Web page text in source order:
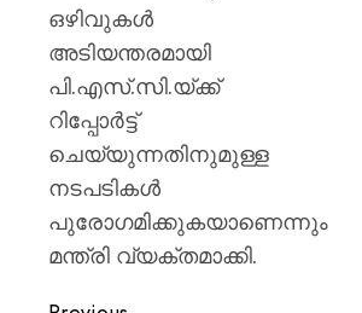
ഒഴിവുകൾ
അടിയന്തരമായി
പി.എസ്.സി.യ്ക്ക്
റിപ്പോർട്ട്
ചെയ്യുന്നതിനുമുള്ള
നടപടികൾ
പുരോഗമിക്കുകയാണെന്നും
മന്ത്രി വ്യക്തമാക്കി.